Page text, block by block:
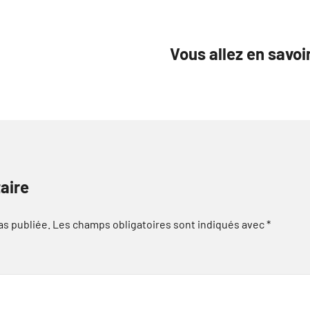
Vous allez en
publiée. Les champs obligatoires sont indiqués avec*